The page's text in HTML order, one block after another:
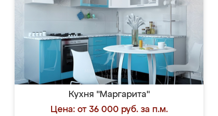
Кухня "Маргарита"
Цена: от 36 000 руб. за п.м.